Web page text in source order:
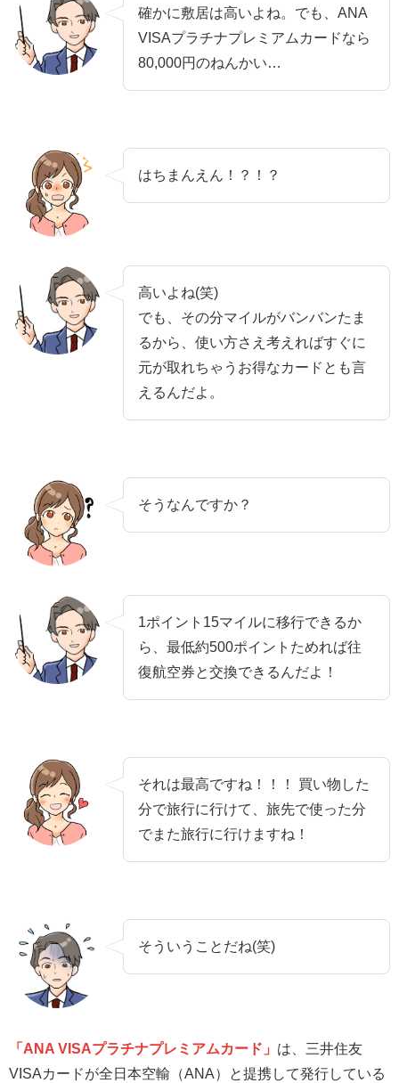
確かに敷居は高いよね。でも、ANA
VISAプラチナプレミアムカードなら
80,000円のねんかい…
はちまんえん！？！？
高いよね(笑)
でも、その分マイルがバンバンたま
るから、使い方さえ考えればすぐに
元が取れちゃうお得なカードとも言
えるんだよ。
そうなんですか？
1ポイント15マイルに移行できるか
ら、最低約500ポイントためれば往
復航空券と交換できるんだよ！
それは最高ですね！！！ 買い物した
分で旅行に行けて、旅先で使った分
でまた旅行に行けますね！
そういうことだね(笑)
「ANA VISAプラチナプレミアムカード」 は、三井住友
VISAカードが全日本空輸（ANA）と提携して発行している